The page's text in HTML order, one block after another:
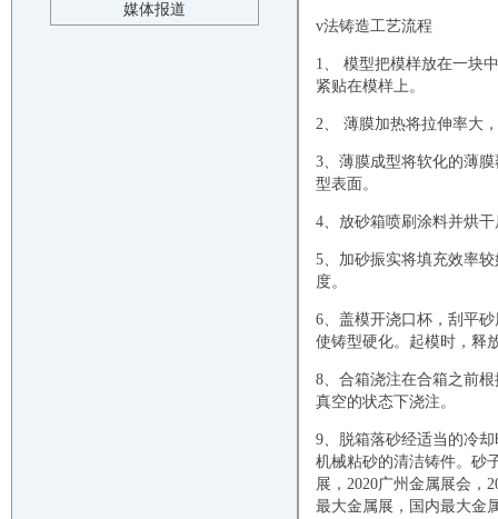
媒体报道
v法铸造工艺流程
1、 模型把模样放在一块
紧贴在模样上。
2、 薄膜加热将拉伸率大
3、薄膜成型将软化的薄
型表面。
4、放砂箱喷刷涂料并烘
5、加砂振实将填充效率
度。
6、盖模开浇口杯，刮平
使铸型硬化。起模时，释
8、合箱浇注在合箱之前
真空的状态下浇注。
9、脱箱落砂经适当的冷
机械粘砂的清洁铸件。砂
展， 2020广州金属展会，
最大金属展，国内最大金